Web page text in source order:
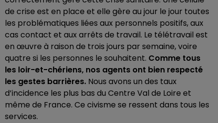
de crise est en place et elle gère au jour le jour toutes
les problématiques liées aux personnels positifs, aux
cas contact et aux arrêts de travail. Le télétravail est
en œuvre à raison de trois jours par semaine, voire
quatre si les personnes le souhaitent. Comme tous
les loir-et-chériens, nos agents ont bien respecté
les gestes barrières. Nous avons un des taux
d’incidence les plus bas du Centre Val de Loire et
même de France. Ce civisme se ressent dans tous les
services.